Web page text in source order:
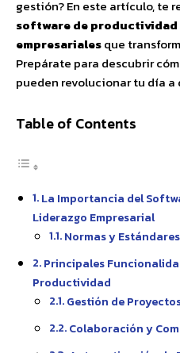
gestión? En este artículo, te
software de
empresarialesque
Prepárate para descubrir
pueden revolucionar tu día a
Table of Contents
La Importancia del
Liderazgo Empresarial
Normas y
Principales
Productividad
Gestión de
Colaboración y